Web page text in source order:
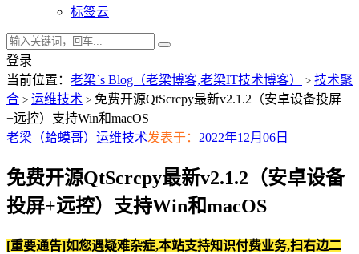
标签云
登录
当前位置： 老梁`s Blog（老梁博客,老梁IT技术博客） > 技术聚
合 > 运维技术 > 免费开源QtScrcpy最新v2.1.2（安卓设备投屏
+远控）支持Win和macOS
老梁（蛤蟆哥） 运维技术发表于： 2022年12月06日
免费开源QtScrcpy最新v2.1.2（安卓设备
投屏+远控）支持Win和macOS
[重要通告]如您遇疑难杂症,本站支持知识付费业务,扫右边二